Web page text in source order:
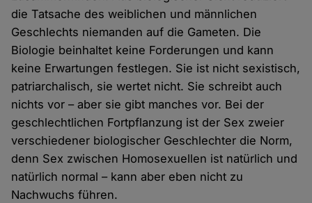
die Tatsache des weiblichen und männlichen
Geschlechts niemanden auf die Gameten. Die
Biologie beinhaltet keine Forderungen und kann
keine Erwartungen festlegen. Sie ist nicht sexistisch,
patriarchalisch, sie wertet nicht. Sie schreibt auch
nichts vor – aber sie gibt manches vor. Bei der
geschlechtlichen Fortpflanzung ist der Sex zweier
verschiedener biologischer Geschlechter die Norm,
denn Sex zwischen Homosexuellen ist natürlich und
natürlich normal – kann aber eben nicht zu
Nachwuchs führen.